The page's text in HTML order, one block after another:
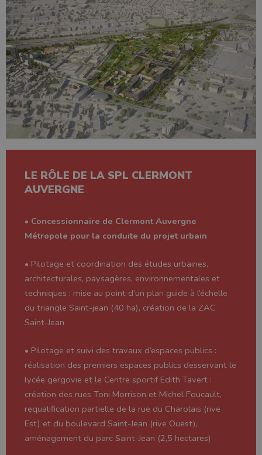
LE RÔLE DE LA SPL CLERMONT
AUVERGNE
• Concessionnaire de Clermont Auvergne
Métropole pour la conduite du projet urbain
• Pilotage et coordination des études urbaines,
architecturales, paysagères, environnementales et
techniques : mise au point d’un plan guide à l’échelle
du triangle Saint-jean (40 ha), création de la ZAC
Saint-Jean
• Pilotage et suivi des travaux d’espaces publics :
réalisation des premiers espaces publics desservant le
lycée gergovie et le Centre sportif Edith Tavert :
création des rues Toni Morrison et Michel Foucault,
requalification partielle de la rue du Charolais (rive
Est) et du boulevard Saint-Jean (rive Ouest),
aménagement du parc Saint-Jean (2,5 hectares)